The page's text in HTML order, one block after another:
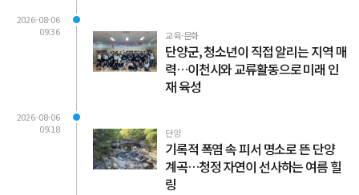
2026-08-06
09:36
교육·문화
단양군, 청소년이 직접 알리는 지역 매
력…이천시와 교류활동으로 미래 인
재 육성
2026-08-06
09:18
단양
기록적 폭염 속 피서 명소로 뜬 단양
계곡…청정 자연이 선사하는 여름 힐
링